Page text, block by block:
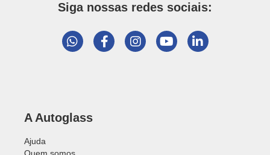
Siga nossas redes sociais:
A Autoglass
Ajuda